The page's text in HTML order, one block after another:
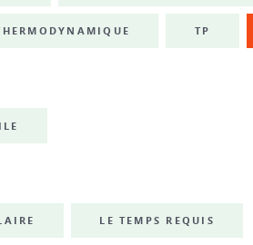
TP
LE TEMPS REQUIS